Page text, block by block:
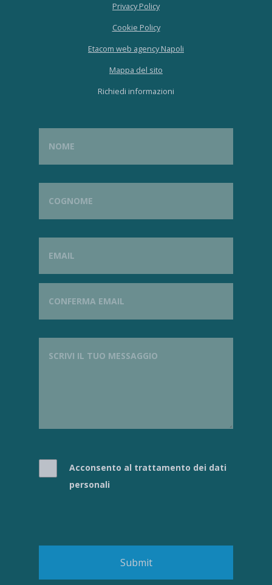
Privacy Policy
Cookie Policy
Etacom web agency Napoli
Mappa del sito
Richiedi informazioni
Acconsento al trattamento dei dati
personali
Submit